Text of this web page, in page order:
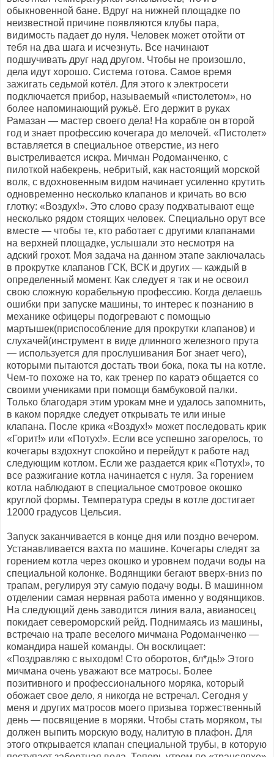
обыкновенной бане. Вдруг на нижней площадке по
неизвестной причине появляются клубы пара,
видимость падает до нуля. Человек может отойти от
тебя на два шага и исчезнуть. Все начинают
подшучивать друг над другом. Чтобы не произошло,
дела идут хорошо. Система готова. Самое время
зажигать седьмой котёл. Для этого к электросети
подключается прибор, называемый «пистолетом», но
более напоминающий ружьё. Его держит в руках
Рамазан — мастер своего дела! На корабле он второй
год и знает профессию кочегара до мелочей. «Пистолет»
вставляется в специальное отверстие, из него
выстреливается искра. Мичман Родоманченко, с
пилоткой набекрень, небритый, как настоящий морской
волк, с вдохновенным видом начинает усиленно крутить
одновременно несколько клапанов и кричать во всю
глотку: «Воздух!». Это слово сразу подхватывают еще
несколько рядом стоящих человек. Специально орут все
вместе — чтобы те, кто работает с другими клапанами
на верхней площадке, услышали это несмотря на
адский грохот. Моя задача на данном этапе заключалась
в прокрутке клапанов ГСК, ВСК и других — каждый в
определенный момент. Как следует я так и не освоил
свою сложную корабельную профессию. Когда делаешь
ошибки при запуске машины, то интерес к познанию в
механике офицеры подогревают с помощью
мартышек(приспособление для прокрутки клапанов) и
слухачей(инструмент в виде длинного железного прута
— используется для прослушивания Бог знает чего),
которыми пытаются достать твои бока, пока ты на котле.
Чем-то похоже на то, как тренер по каратэ общается со
своими учениками при помощи бамбуковой палки.
Только благодаря этим урокам мне и удалось запомнить,
в каком порядке следует открывать те или иные
клапана. После крика «Воздух!» может последовать крик
«Горит!» или «Потух!». Если все успешно загорелось, то
кочегары вздохнут спокойно и перейдут к работе над
следующим котлом. Если же раздается крик «Потух!», то
все разжигание котла начинается с нуля. За горением
котла наблюдают в специальное смотровое окошко
круглой формы. Температура среды в котле достигает
12000 градусов Цельсия.
Запуск заканчивается в конце дня или поздно вечером.
Устанавливается вахта по машине. Кочегары следят за
горением котла через окошко и уровнем подачи воды на
специальной колонке. Водянщики бегают вверх-вниз по
трапам, регулируя эту самую подачу воды. В машинном
отделении самая нервная работа именно у водянщиков.
На следующий день заводится линия вала, авианосец
покидает североморский рейд. Поднимаясь из машины,
встречаю на трапе веселого мичмана Родоманченко —
командира нашей команды. Он восклицает:
«Поздравляю с выходом! Сто оборотов, бл*дь!» Этого
мичмана очень уважают все матросы. Более
позитивного и профессионального моряка, который
обожает свое дело, я никогда не встречал. Сегодня у
меня и других матросов моего призыва торжественный
день — посвящение в моряки. Чтобы стать моряком, ты
должен выпить морскую воду, налитую в плафон. Для
этого открывается клапан специальной трубы, в которую